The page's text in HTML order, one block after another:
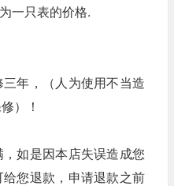
一只表的价格.
年，（人为使用不当造
）！
如是因本店失误造成您
您退款，申请退款之前